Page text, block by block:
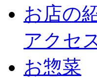
お店の
アクセ
お惣菜